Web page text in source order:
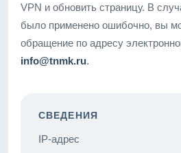
VPN и обновить страницу. В
было применено ошибочно, вы
обращение по адресу
info@tnmk.ru.
СВЕДЕНИЯ
IP-адрес